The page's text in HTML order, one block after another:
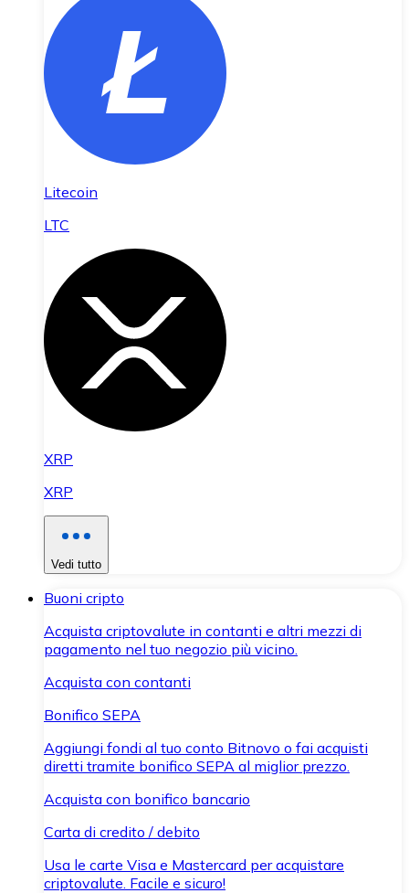
Litecoin
LTC
XRP
XRP
Vedi tutto
Buoni cripto
Acquista criptovalute in contanti e altri mezzi di
pagamento nel tuo negozio più vicino.
Acquista con contanti
Bonifico SEPA
Aggiungi fondi al tuo conto Bitnovo o fai acquisti
diretti tramite bonifico SEPA al miglior prezzo.
Acquista con bonifico bancario
Carta di credito / debito
Usa le carte Visa e Mastercard per acquistare
criptovalute. Facile e sicuro!